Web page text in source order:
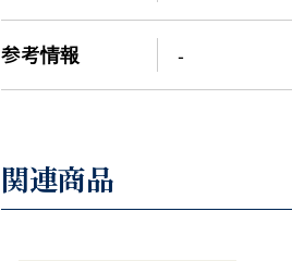
参考情報 -
関連商品